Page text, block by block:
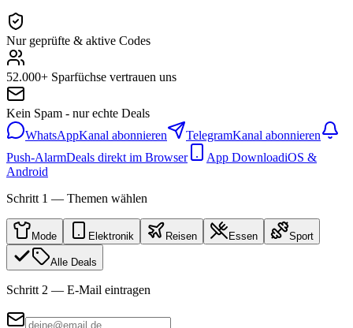
Nur geprüfte & aktive Codes
52.000+ Sparfüchse vertrauen uns
Kein Spam - nur echte Deals
WhatsAppKanal abonnieren TelegramKanal abonnieren
Push-AlarmDeals direkt im Browser App DownloadiOS &
Android
Schritt 1 — Themen wählen
Mode Elektronik Reisen Essen Sport
Alle Deals
Schritt 2 — E-Mail eintragen